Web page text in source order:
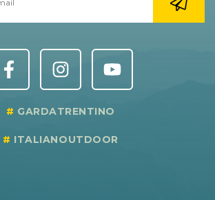
GARDATRENTINO
ITALIANOUTDOOR